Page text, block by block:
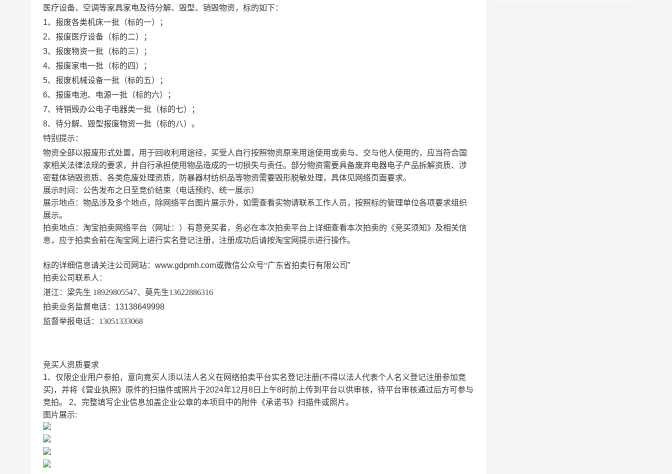
医疗设备、空调等家具家电及待分解、毁型、销毁物资， 标的如下：
1、 报废各类机床一批（标的一）
；
2、 报废医疗设备（标的二）
；
3、 报废物资一批（标的三）
；
4、报废家电一批（标的四）；
5、报废机械设备一批（标的五）；
6、报废电池、电源一批（标的六）；
7、 待销毁办公电子电器类一批 （标的七）；
8、待分解、毁型报废物资一批（标的八）。
特别提示：
物资全部以报废形式处置，用于回收利用途径，买受人自行按照物资原来用途使用或卖与、交与他人使用的，应当符合国
家相关法律法规的要求，并自行承担使用物品造成的一切损失与责任。部分物资需要具备废弃电器电子产品拆解资质、涉
密载体销毁资质、各类危废处理资质，防暴器材纺织品等物资需要毁形脱敏处理，具体见网络页面要求。
展示时间：公告发布之日至竞价结束（电话预约、统一展示）
展示地点：物品涉及多个地点，除网络平台图片展示外，如需查看实物请联系工作人员，按照标的管理单位各项要求组织
展示。
拍卖地点：淘宝拍卖网络平台（网址： ）有意竞买者，务必在本次拍卖平台上详细查看本次拍卖的《竞买须知》及相关信
息，应于拍卖会前在淘宝网上进行实名登记注册，注册成功后请按淘宝网提示进行操作。
标的详细信息请关注公司网站： www.gdpmh.com或微信公众号“广东省拍卖行有限公司”
拍卖公司联系人：
湛江：梁先生 18929805547、莫先生13622886316
拍卖业务监督电话： 13138649998
监督举报电话： 13051333068
竞买人资质要求
1、仅限企业用户参拍，意向竟买人须以法人名义在网络拍卖平台实名登记注册(不得以法人代表个人名义登记注册参加竞
买)，并将《营业执照》原件的扫描件或照片于2024年12月8日上午8时前上传到平台以供审核，待平台审核通过后方可参与
竞拍。 2、完整填写企业信息加盖企业公章的本项目中的附件《承诺书》扫描件或照片。
图片展示: